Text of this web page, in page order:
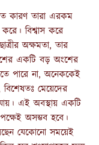
মত কারণ তারা এরকম
বিশ্বাস করে
অক্ষমতা, তার
একটি বড় অংশের
পারে না, অনেককেই
মেয়েদের
এই অবস্থায় একটি
অসম্ভব হবে।
যেকোনো সময়েই